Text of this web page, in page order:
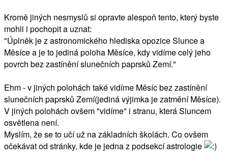
Kromě jiných nesmyslů si opravte alespoň tento, který byste
mohli i pochopit a uznat:
"Úplněk je z astronomického hlediska opozice Slunce a
Měsíce a je to jediná poloha Měsíce, kdy vidíme celý jeho
povrch bez zastínění slunečních paprsků Zemí."
Ehm - v jiných polohách také vidíme Měsíc bez zastínění
slunečních paprsků Zemí(jediná výjimka je zatmění Měsíce).
V jiných polohách ovšem "vidíme" i stranu, která Sluncem
osvětlena není.
Myslím, že se to učí už na základních školách. Co ovšem
očekávat od stránky, kde je jedna z podsekcí astrologie